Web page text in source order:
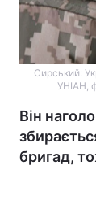
Сирський:
УНІАН,
Він
бригад,